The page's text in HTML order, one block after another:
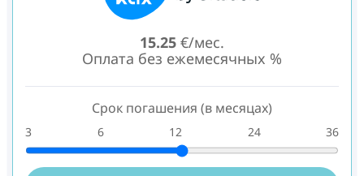
15.25 €/мес.
Оплата без ежемесячных %
Срок погашения (в месяцах)
3 6 12 24 36